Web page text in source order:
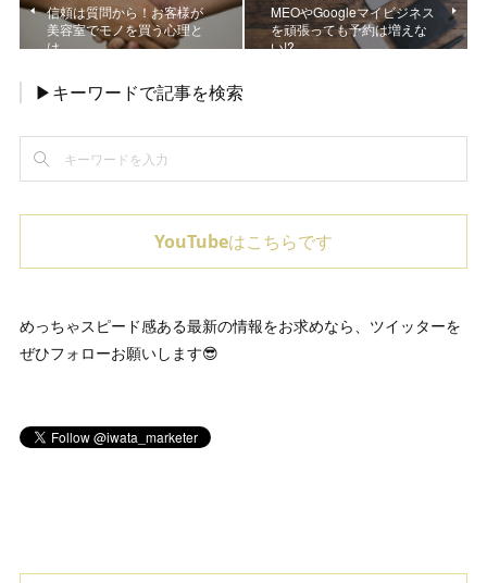
信頼は質問から！お客様が
美容室でモノを買う心理と
は
MEOやGoogleマイビジネス
を頑張っても予約は増えな
い!?
▶キーワードで記事を検索
YouTubeはこちらです
めっちゃスピード感ある最新の情報をお求めなら、ツイッターを
ぜひフォローお願いします😎